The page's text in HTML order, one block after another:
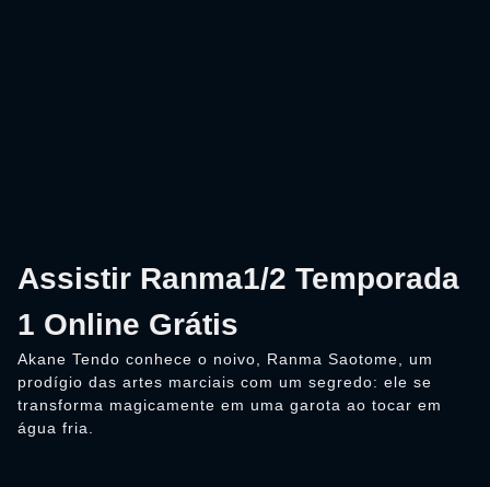
Assistir Ranma1/2 Temporada
1 Online Grátis
Akane Tendo conhece o noivo, Ranma Saotome, um
prodígio das artes marciais com um segredo: ele se
transforma magicamente em uma garota ao tocar em
água fria.